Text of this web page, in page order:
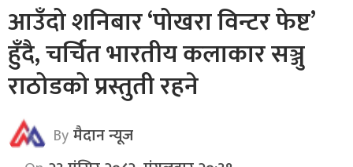
आउँदो शनिबार ‘पोखरा विन्टर फेष्ट’
हुँदै, चर्चित भारतीय कलाकार सञ्जु
राठोडको प्रस्तुती रहने
Byमैदान न्यूज